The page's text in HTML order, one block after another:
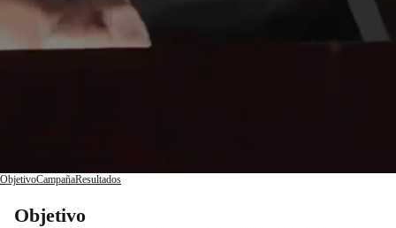
ObjetivoCampañaResultados
Objetivo